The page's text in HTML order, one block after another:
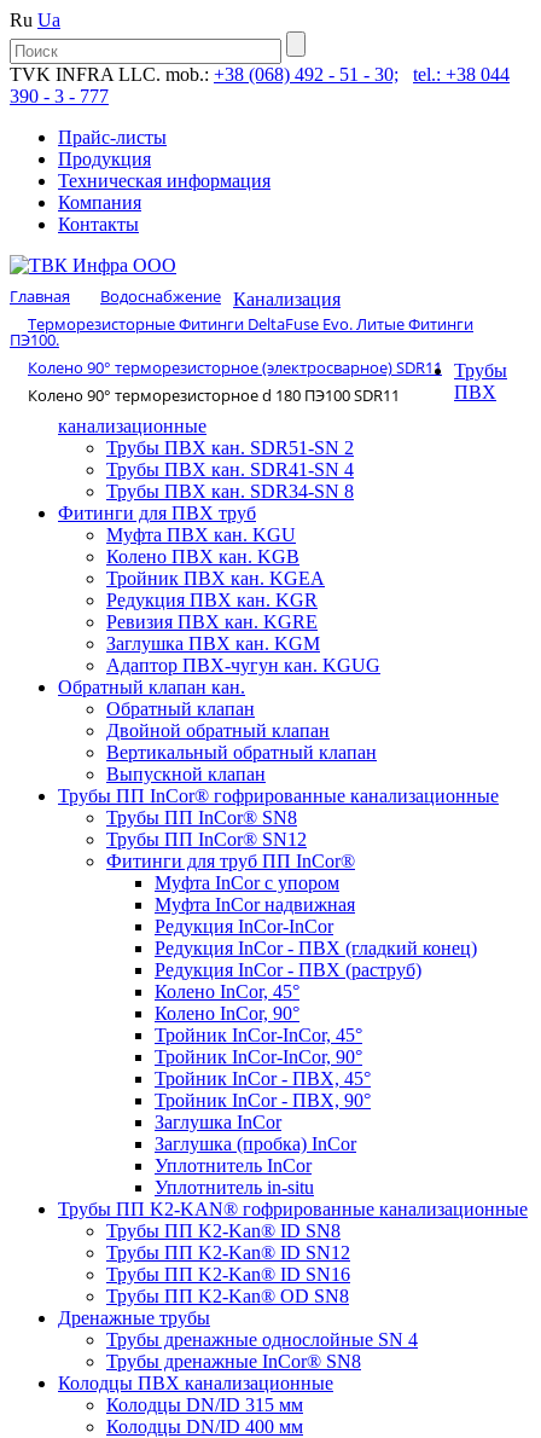
Ru Ua
TVK INFRA LLC. mob.: +38 (068) 492 - 51 - 30;
tel.: +38 044
390 - 3 - 777
Прайс-листы
Продукция
Техническая информация
Компания
Контакты
Главная
Водоснабжение
Терморезисторные Фитинги DeltaFuse Evo. Литые Фитинги
ПЭ100.
Колено 90° терморезисторное (электросварное) SDR11
Колено 90° терморезисторное d 180 ПЭ100 SDR11
Канализация
Трубы
ПВХ
канализационные
Трубы ПВХ кан. SDR51-SN 2
Трубы ПВХ кан. SDR41-SN 4
Трубы ПВХ кан. SDR34-SN 8
Фитинги для ПВХ труб
Муфта ПВХ кан. KGU
Колено ПВХ кан. KGB
Тройник ПВХ кан. KGEA
Редукция ПВХ кан. KGR
Ревизия ПВХ кан. KGRE
Заглушка ПВХ кан. KGM
Адаптор ПВХ-чугун кан. KGUG
Обратный клапан кан.
Обратный клапан
Двойной обратный клапан
Вертикальный обратный клапан
Выпускной клапан
Трубы ПП InCor® гофри­рованные канализационные
Трубы ПП InCor® SN8
Трубы ПП InCor® SN12
Фитинги для труб ПП InCor®
Муфта InCor с упором
Муфта InCor надвижная
Редукция InCor-InCor
Редукция InCor - ПВХ (гладкий конец)
Редукция InCor - ПВХ (раструб)
Колено InCor, 45°
Колено InCor, 90°
Тройник InCor-InCor, 45°
Тройник InCor-InCor, 90°
Тройник InCor - ПВХ, 45°
Тройник InCor - ПВХ, 90°
Заглушка InCor
Заглушка (пробка) InCor
Уплотнитель InCor
Уплотнитель in-situ
Трубы ПП K2-KAN® гофри­рованные канализационные
Трубы ПП K2-Kan® ID SN8
Трубы ПП K2-Kan® ID SN12
Трубы ПП K2-Kan® ID SN16
Трубы ПП K2-Kan® OD SN8
Дренажные трубы
Трубы дренажные однослойные SN 4
Трубы дренажные InCor® SN8
Колодцы ПВХ канализационные
Колодцы DN/ID 315 мм
Колодцы DN/ID 400 мм